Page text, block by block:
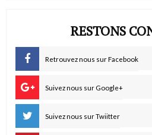
RESTONS
Retrouvez nous sur Facebook
Suivez nous sur Google+
Suivez nous sur Twiitter